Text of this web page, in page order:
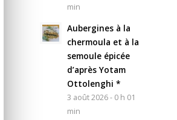
min
Aubergines à la
chermoula et à la
semoule épicée
d’après Yotam
Ottolenghi *
3 août 2026 - 0 h 01
min